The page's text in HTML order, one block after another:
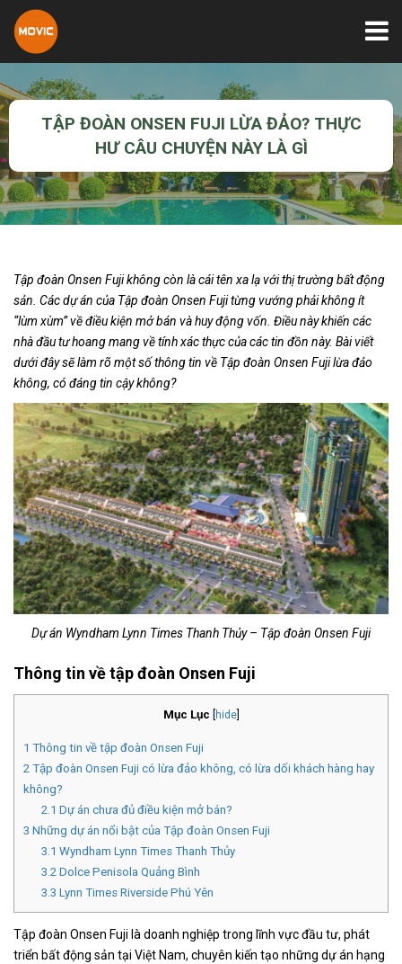
TẬP ĐOÀN ONSEN FUJI LỪA ĐẢO? THỰC
HƯ CÂU CHUYỆN NÀY LÀ GÌ
Tập đoàn Onsen Fuji không còn là cái tên xa lạ với thị trường bất động
sản. Các dự án của Tập đoàn Onsen Fuji từng vướng phải không ít
“lùm xùm” về điều kiện mở bán và huy động vốn. Điều này khiến các
nhà đầu tư hoang mang về tính xác thực của các tin đồn này. Bài viết
dưới đây sẽ làm rõ một số thông tin về Tập đoàn Onsen Fuji lừa đảo
không, có đáng tin cậy không?
Dự án Wyndham Lynn Times Thanh Thủy – Tập đoàn Onsen Fuji
Thông tin về tập đoàn Onsen Fuji
Mục Lục hide]
1 Thông tin về tập đoàn Onsen Fuji
2 Tập đoàn Onsen Fuji có lừa đảo không, có lừa dối khách hàng hay
không?
2.1 Dự án chưa đủ điều kiện mở bán?
3 Những dự án nổi bật của Tập đoàn Onsen Fuji
3.1 Wyndham Lynn Times Thanh Thủy
3.2Dolce Penisola Quảng Bình
3.3 Lynn Times Riverside Phú Yên
Tập đoàn Onsen Fuji là doanh nghiệp trong lĩnh vực đầu tư, phát
triển bất động sản tại Việt Nam, chuyên kiến tạo những dự án hạng